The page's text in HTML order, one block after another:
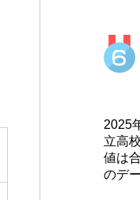
2025
立高
値は
のデ